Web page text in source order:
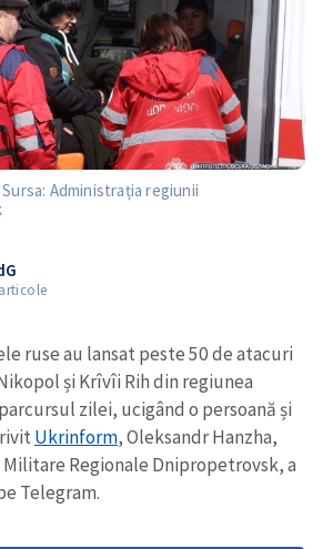
Administrația regiunii
ruse au lansat peste 50 de atacuri
și Krîvîi Rih din regiunea
zilei, ucigând o persoană și
Ukrinform, Oleksandr Hanzha,
Regionale Dnipropetrovsk, a
Telegram.